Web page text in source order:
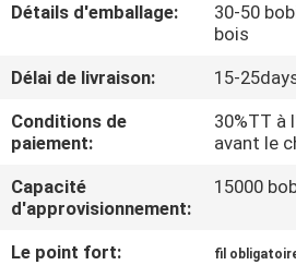
DE
QUALITÉ
CONTACTEZ-
NOUS
Détails d'emballage:
30-50
bois
Délai de livraison:
15-
Conditions de
paiement:
30%TT à
avant le
Capacité
d'approvisionnement:
15000
Le point fort: fil